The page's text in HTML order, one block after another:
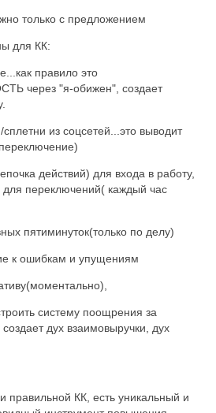
только с предложением
для КК:
правило это
через "я-обижен", создает
из соцсетей...это выводит
действий) для входа в работу,
переключений( каждый час
пятиминуток(только по делу)
к ошибкам и упущениям
систему поощрения за
дух взаимовыручки, дух
правильной КК, есть уникальный и